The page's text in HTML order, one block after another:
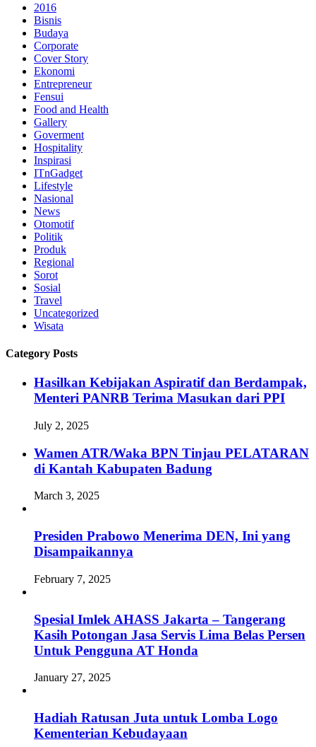
2016
Bisnis
Budaya
Corporate
Cover Story
Ekonomi
Entrepreneur
Fensui
Food and Health
Gallery
Goverment
Hospitality
Inspirasi
ITnGadget
Lifestyle
Nasional
News
Otomotif
Politik
Produk
Regional
Sorot
Sosial
Travel
Uncategorized
Wisata
Category Posts
Hasilkan Kebijakan Aspiratif dan Berdampak,
Menteri PANRB Terima Masukan dari PPI
July 2, 2025
Wamen ATR/Waka BPN Tinjau PELATARAN
di Kantah Kabupaten Badung
March 3, 2025
Presiden Prabowo Menerima DEN, Ini yang
Disampaikannya
February 7, 2025
Spesial Imlek AHASS Jakarta – Tangerang
Kasih Potongan Jasa Servis Lima Belas Persen
Untuk Pengguna AT Honda
January 27, 2025
Hadiah Ratusan Juta untuk Lomba Logo
Kementerian Kebudayaan